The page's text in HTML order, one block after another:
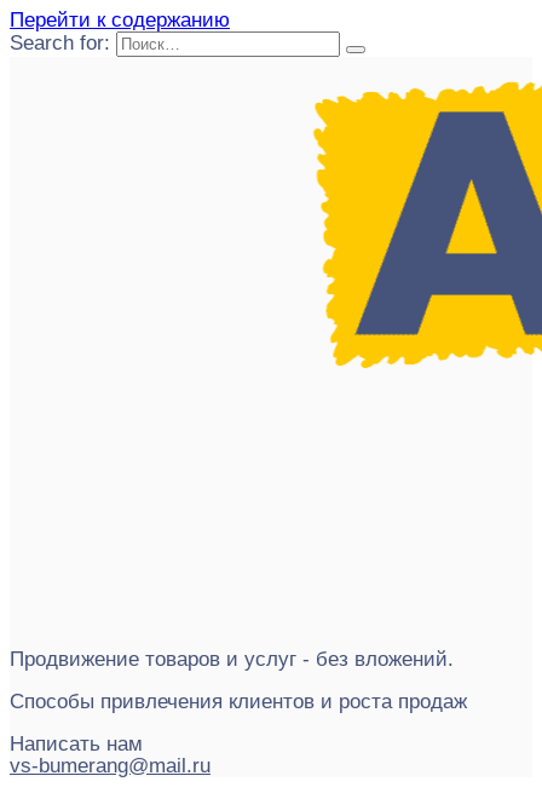
Перейти к содержанию
Search for:
Продвижение товаров и услуг - без вложений.
Способы привлечения клиентов и роста продаж
Написать нам
vs-bumerang@mail.ru